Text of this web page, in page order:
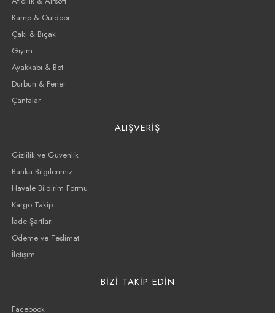
Kamp & Outdoor
Çakı & Bıçak
Giyim
Ayakkabı & Bot
Dürbün & Fener
Çantalar
ALIŞVERİŞ
Gizlilik ve Güvenlik
Banka Bilgilerimiz
Havale Bildirim Formu
Kargo Takip
İade Şartları
Ödeme ve Teslimat
İletişim
BİZİ TAKİP EDİN
Facebook